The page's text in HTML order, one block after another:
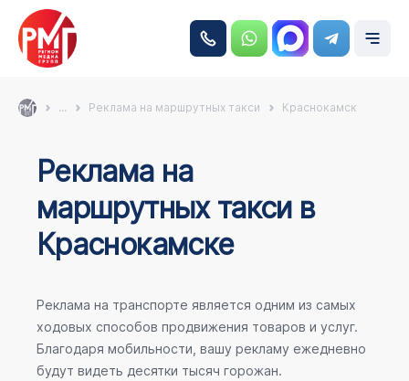
... Реклама на маршрутных такси Краснокамск
Реклама на
маршрутных такси в
Краснокамске
Реклама на транспорте является одним из самых
ходовых способов продвижения товаров и услуг.
Благодаря мобильности, вашу рекламу ежедневно
будут видеть десятки тысяч горожан.